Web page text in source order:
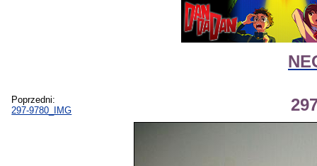
Poprzedni:
297-9780_IMG